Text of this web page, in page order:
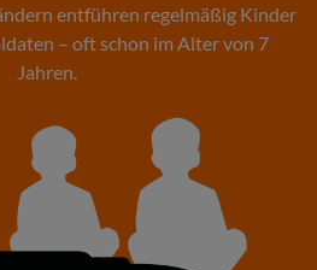
entführen regelmäßig Kinder
– oft schon im Alter von 7
Jahren.